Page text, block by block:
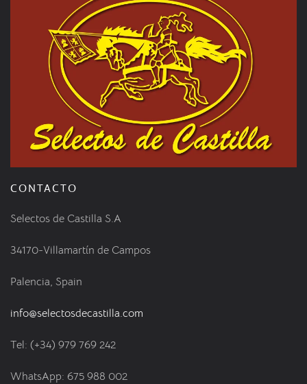
CONTACTO
Selectos de Castilla S.A
34170-Villamartín de Campos
Palencia, Spain
info@selectosdecastilla.com
Tel: (+34) 979 769 242
WhatsApp: 675 988 002